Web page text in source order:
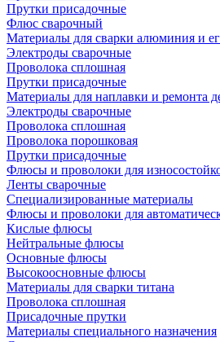
Прутки присадочные
Флюс сварочный
Материалы для сварки алюминия и
Электроды сварочные
Проволока сплошная
Прутки присадочные
Материалы для наплавки и ремонта
Электроды сварочные
Проволока сплошная
Проволока порошковая
Прутки присадочные
Флюсы и проволоки для
Ленты сварочные
Специализированные материалы
Флюсы и проволоки для
Кислые флюсы
Нейтральные флюсы
Основные флюсы
Высокоосновные флюсы
Материалы для сварки титана
Проволока сплошная
Присадочные прутки
Материалы специального назначения